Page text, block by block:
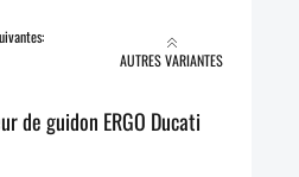
AUTRES VARIANTES
de guidon ERGO Ducati